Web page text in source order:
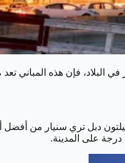
البلاد، فإن هذه المباني
الخليج الغربي في الدوحة، ويُعد برج هيلتون دبل